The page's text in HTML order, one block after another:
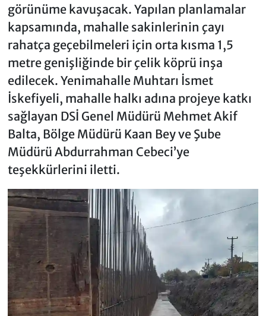
görünüme kavuşacak. Yapılan planlamalar
kapsamında, mahalle sakinlerinin çayı
rahatça geçebilmeleri için orta kısma 1,5
metre genişliğinde bir çelik köprü inşa
edilecek. Yenimahalle Muhtarı İsmet
İskefiyeli, mahalle halkı adına projeye katkı
sağlayan DSİ Genel Müdürü Mehmet Akif
Balta, Bölge Müdürü Kaan Bey ve Şube
Müdürü Abdurrahman Cebeci’ye
teşekkürlerini iletti.